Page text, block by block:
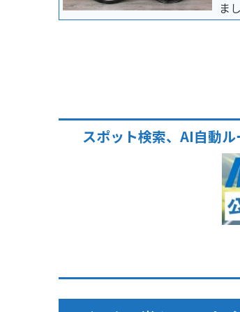
ま
て
スポット検索、AI自動